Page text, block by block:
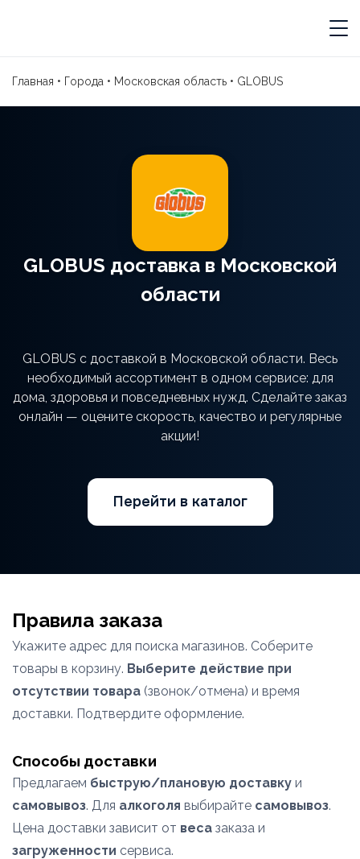
Главная • Города • Московская область • GLOBUS
GLOBUS доставка в Московской
области
GLOBUS с доставкой в Московской области. Весь
необходимый ассортимент в одном сервисе: для
дома, здоровья и повседневных нужд. Сделайте заказ
онлайн — оцените скорость, качество и регулярные
акции!
Перейти в каталог
Правила заказа
Укажите адрес для поиска магазинов. Соберите
товары в корзину. Выберите действие при
отсутствии товара (звонок/отмена) и время
доставки. Подтвердите оформление.
Способы доставки
Предлагаем быструю/плановую доставку и
самовывоз. Для алкоголя выбирайте самовывоз.
Цена доставки зависит от веса заказа и
загруженности сервиса.